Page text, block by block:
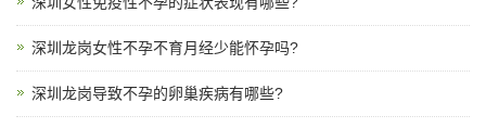
深圳龙岗女性不孕不育月经少能怀孕吗?
深圳龙岗导致不孕的卵巢疾病有哪些?